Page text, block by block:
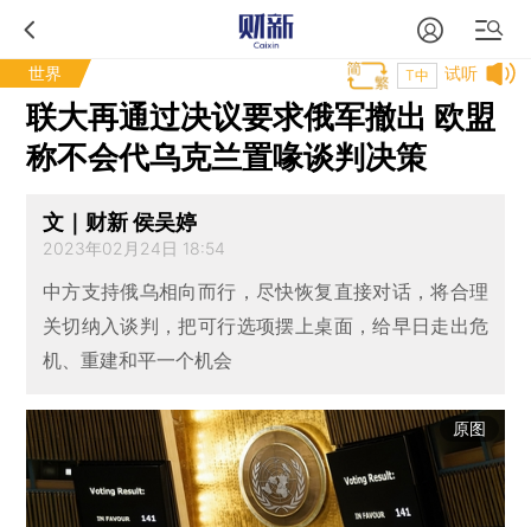
世界 试听
T中
联大再通过决议要求俄军撤出 欧盟
称不会代乌克兰置喙谈判决策
文｜财新 侯吴婷
2023年02月24日 18:54
中方支持俄乌相向而行，尽快恢复直接对话，将合理
关切纳入谈判，把可行选项摆上桌面，给早日走出危
机、重建和平一个机会
原图